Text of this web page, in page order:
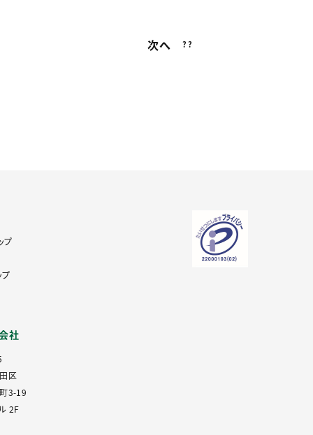
次へ ??
プ
プ
社
区
3-19
2F